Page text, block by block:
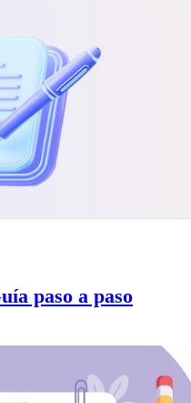
paso a paso